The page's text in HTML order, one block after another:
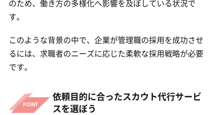
のため、働き方の多様化へ影響を及ぼしている状況で
す。
このような背景の中で、企業が管理職の採用を成功させ
るには、求職者のニーズに応じた柔軟な採用戦略が必要
です。
依頼目的に合ったスカウト代行サービ
スを選ぼう